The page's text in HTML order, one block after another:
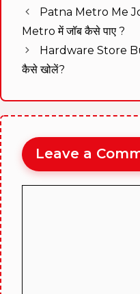
Patna Metro Me
Metro में जॉब कैसे पाए ?
Hardware Store
कैसे खोलें?
Leave a